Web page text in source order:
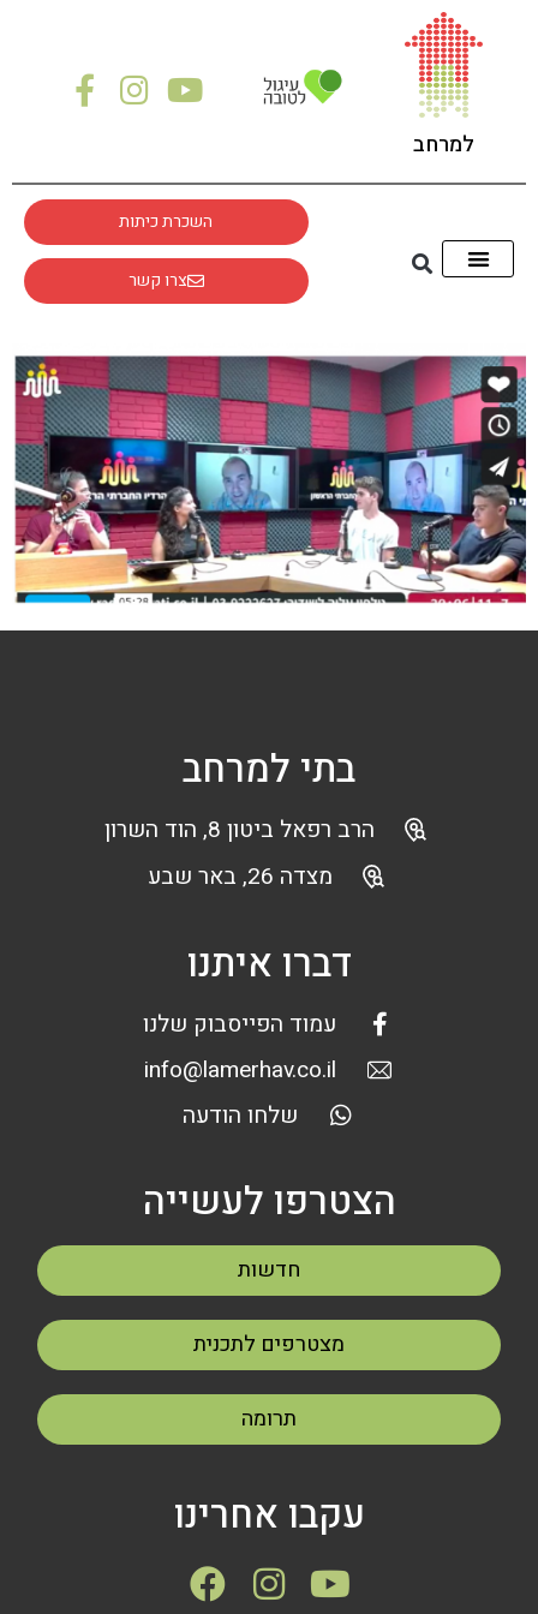
למרחב
השכרת כיתות
צרו קשר
בתי למרחב
הרב רפאל ביטון 8, הוד השרון
מצדה 26, באר שבע
דברו איתנו
עמוד הפייסבוק שלנו
info@lamerhav.co.il
שלחו הודעה
הצטרפו לעשייה
חדשות
מצטרפים לתכנית
תרומה
עקבו אחרינו